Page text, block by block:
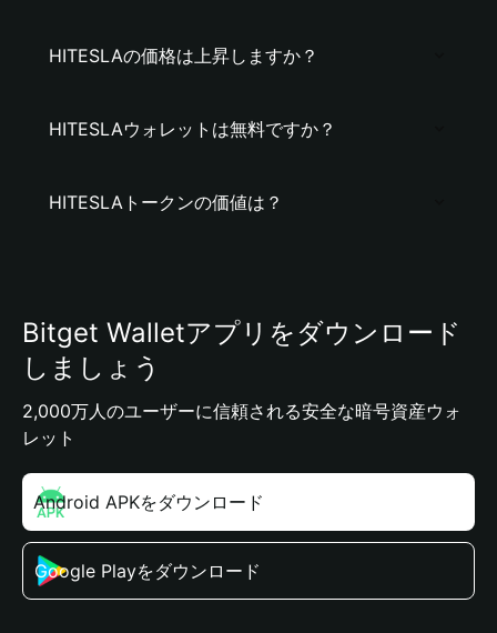
HITESLAの価格は上昇しますか？
HITESLAウォレットは無料ですか？
HITESLAトークンの価値は？
Bitget Walletアプリをダウンロード
しましょう
2,000万人のユーザーに信頼される安全な暗号資産ウォ
レット
Android APKをダウンロード
Google Playをダウンロード